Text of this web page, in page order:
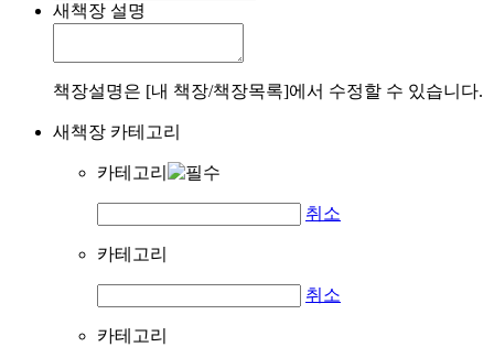
새책장 설명
책장설명은 [내 책장/책장목록]에서 수정할 수 있습니다.
새책장 카테고리
카테고리
취소
카테고리
취소
카테고리